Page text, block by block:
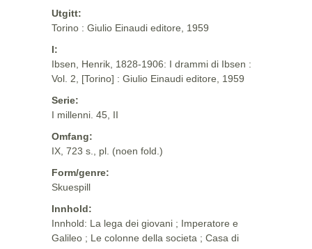
Utgitt:
Torino : Giulio Einaudi editore, 1959
I:
Ibsen, Henrik, 1828-1906: I drammi di Ibsen :
Vol. 2, [Torino] : Giulio Einaudi editore, 1959
Serie:
I millenni. 45, II
Omfang:
IX, 723 s., pl. (noen fold.)
Form/genre:
Skuespill
Innhold:
Innhold: La lega dei giovani ; Imperatore e
Galileo ; Le colonne della societa ; Casa di